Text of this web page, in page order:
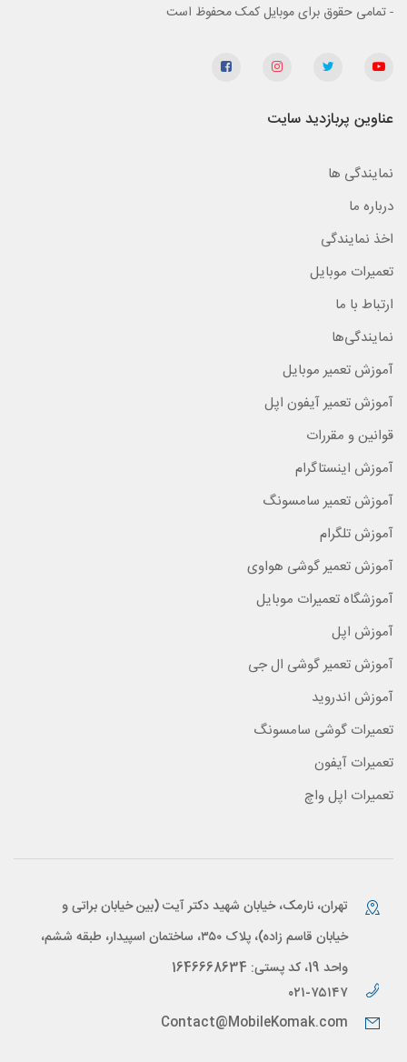
- تمامی حقوق برای موبایل کمک محفوظ است
عناوین پربازدید سایت
نمایندگی ها
درباره ما
اخذ نمایندگی
تعمیرات موبایل
ارتباط با ما
نمایندگی‌ها
آموزش تعمیر موبایل
آموزش تعمیر آیفون اپل
قوانین و مقررات
آموزش اینستاگرام
آموزش تعمیر سامسونگ
آموزش تلگرام
آموزش تعمیر گوشی هواوی
آموزشگاه تعمیرات موبایل
آموزش اپل
آموزش تعمیر گوشی ال جی
آموزش اندروید
تعمیرات گوشی سامسونگ
تعمیرات آیفون
تعمیرات اپل واچ
تهران، نارمک، خیابان شهید دکتر آیت (بین خیابان براتی و
خیابان قاسم زاده)، پلاک ۳۵۰، ساختمان اسپیدار، طبقه ششم،
واحد 19، کد پستی: 1646668634
۰۲۱-۷۵۱۴۷
Contact@MobileKomak.com